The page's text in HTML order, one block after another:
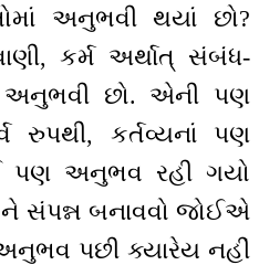
અનુભવી થયાં છો?
કર્મ અર્થાત્ સંબંધ-
અનુભવી છો. એની પણ
કર્તવ્યનાં પણ
પણ અનુભવ રહી ગયો
સંપન્ન બનાવવો જોઈએ
પછી ક્યારેય નહીં